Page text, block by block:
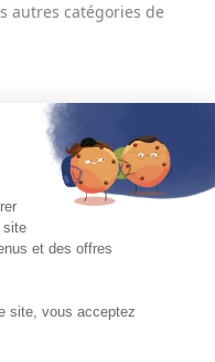
autres catégories de
gestion des cookies